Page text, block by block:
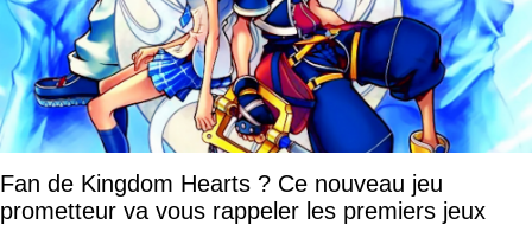
Fan de Kingdom Hearts ? Ce nouveau jeu
prometteur va vous rappeler les premiers jeux